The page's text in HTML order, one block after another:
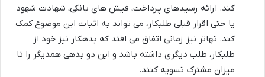
کند. ارائه رسیدهای پرداخت، فیش های بانکی، شهادت شهود
یا حتی اقرار قبلی طلبکار، می تواند به اثبات این موضوع کمک
کند. تهاتر نیز زمانی اتفاق می افتد که بدهکار نیز خود از
طلبکار، طلب دیگری داشته باشد و این دو بدهی همدیگر را تا
میزان مشترک تسویه کنند.